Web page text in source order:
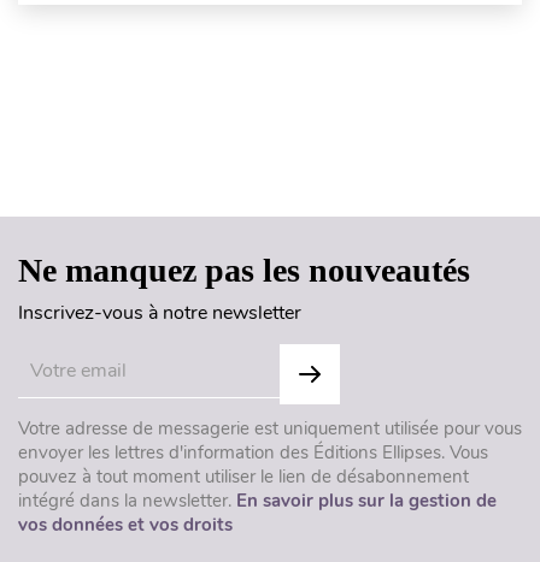
Ne manquez pas les nouveautés
Inscrivez-vous à notre newsletter
Votre adresse de messagerie est uniquement utilisée pour vous
envoyer les lettres d'information des Éditions Ellipses. Vous
pouvez à tout moment utiliser le lien de désabonnement
intégré dans la newsletter. En savoir plus sur la gestion de
vos données et vos droits